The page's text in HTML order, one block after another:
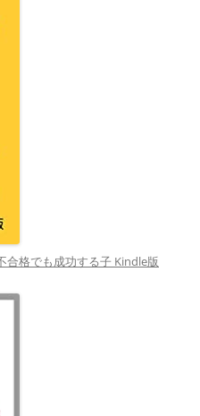
合格でも成功する子 Kindle版